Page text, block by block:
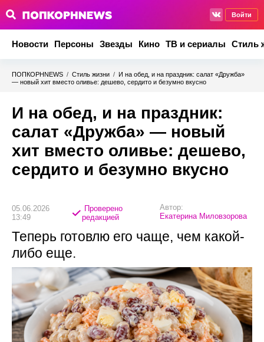
Войти
Новости Персоны Звезды Кино ТВ и сериалы Стиль
ПОПКОРНNEWS / Стиль жизни / И на обед, и на праздник: салат «Дружба»
— новый хит вместо оливье: дешево, сердито и безумно вкусно
И на обед, и на праздник:
салат «Дружба» — новый
хит вместо оливье: дешево,
сердито и безумно вкусно
05.06.2026
13:49
Проверено
редакцией
Автор:
Екатерина Миловзорова
Теперь готовлю его чаще, чем какой-
либо еще.